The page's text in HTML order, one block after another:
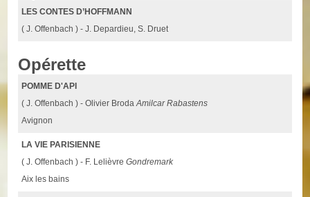
LES CONTES D’HOFFMANN
( J. Offenbach ) - J. Depardieu, S. Druet
Opérette
POMME D'API
( J. Offenbach ) - Olivier BrodaAmilcar Rabastens
Avignon
LA VIE PARISIENNE
( J. Offenbach ) - F. LelièvreGondremark
Aix les bains